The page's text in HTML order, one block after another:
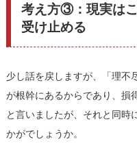
考え方③：現実は
受け止める
少し話を戻しますが、「理不
が根幹にあるからであり、損
と言いましたが、それと同時
かがでしょうか。